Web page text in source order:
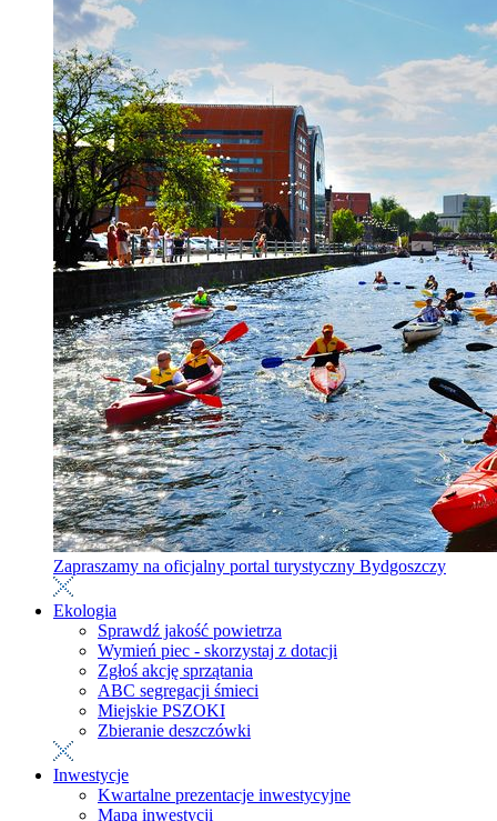
Zapraszamy na oficjalny portal turystyczny Bydgoszczy
Ekologia
Sprawdź jakość powietrza
Wymień piec - skorzystaj z dotacji
Zgłoś akcję sprzątania
ABC segregacji śmieci
Miejskie PSZOKI
Zbieranie deszczówki
Inwestycje
Kwartalne prezentacje inwestycyjne
Mapa inwestycji